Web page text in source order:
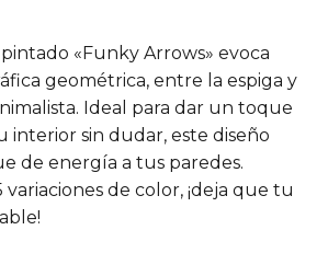
«Funky Arrows» evoca
geométrica, entre la espiga y
Ideal para dar un toque
interior sin dudar, este diseño
de energía a tus paredes.
variaciones de color, ¡deja que tu